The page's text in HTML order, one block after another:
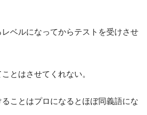
レベルになってからテストを受けさせ
とはさせてくれない。
ことはプロになるとほぼ同義語にな